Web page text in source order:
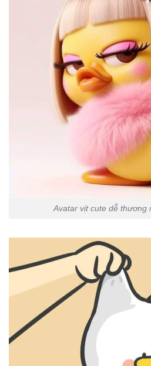
Avatar vịt cute dễ thương